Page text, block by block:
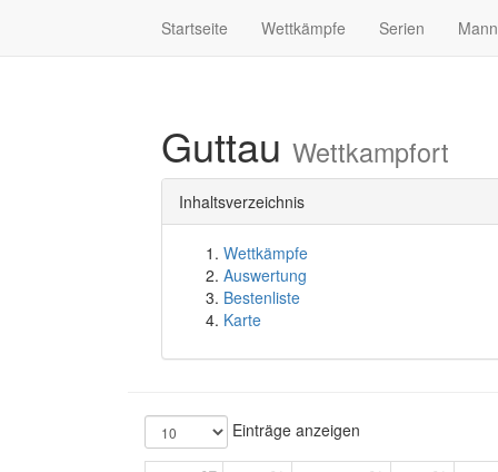
Startseite Wettkämpfe Serien
Guttau Wettkampfort
Inhaltsverzeichnis
Wettkämpfe
Auswertung
Bestenliste
Karte
Einträge anzeigen